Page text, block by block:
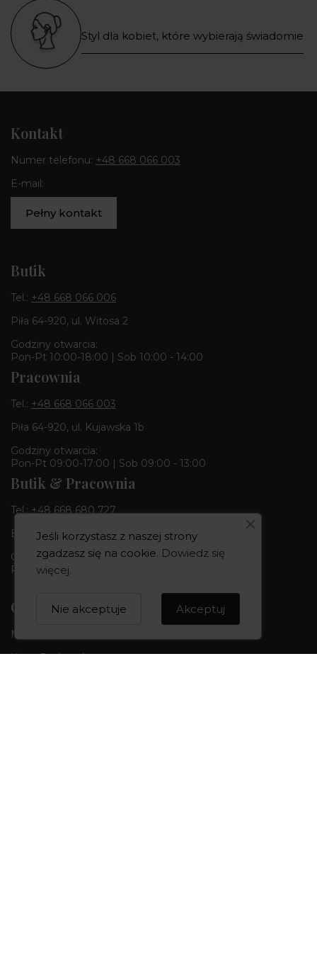
Styl dla kobiet, które wybierają świadomie
Kontakt
Numer telefonu: +48 668 066 003
E-mail:
Pełny kontakt
Butik
Tel.: +48 668 066 006
Piła 64-920, ul. Witosa 2
Godziny otwarcia:
Pon-Pt 10:00-18:00 | Sob 10:00 - 14:00
Pracownia
Tel.: +48 668 066 003
Piła 64-920, ul. Kujawska 1b
Godziny otwarcia:
Pon-Pt 09:00-17:00 | Sob 09:00 - 13:00
Butik & Pracownia
Tel.:+48 668 680 727
Bydgoszcz 85-010, ul. Dworcowa 6
Godziny otwarcia:
Pon-Pt 10:00-18:00 | Sob 10:00 - 14:00
CREOWNIA
Marka CREOWNIA
Karta Podarunkowa
Jeśli korzystasz z naszej strony
zgadzasz się na cookie. Dowiedz się
więcej.
Akceptuj
Nie akceptuje